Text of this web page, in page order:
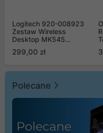
Logitech 920-008923
Zestaw Wireless
Desktop MK545
299,00 zł
Polecane